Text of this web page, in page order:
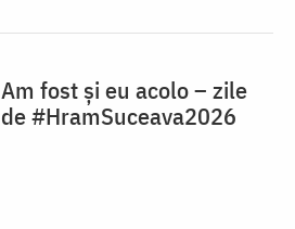
Am fost și eu acolo – zile
de #HramSuceava2026